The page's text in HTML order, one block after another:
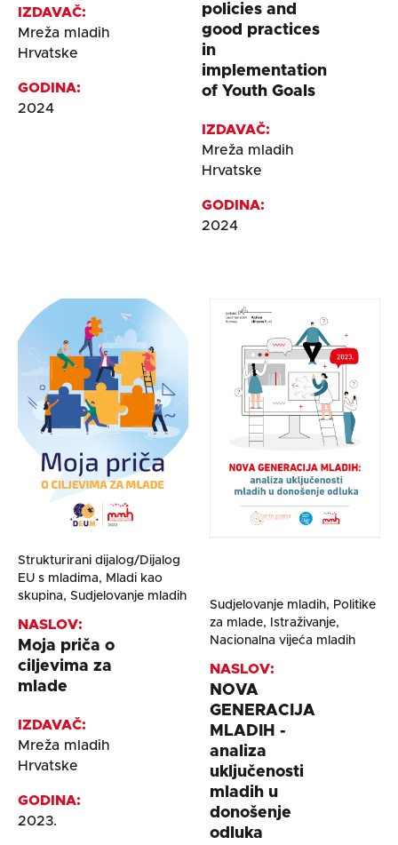
IZDAVAČ:
Mreža mladih
Hrvatske
GODINA:
2024
policies and
good practices
in
implementation
of Youth Goals
IZDAVAČ:
Mreža mladih
Hrvatske
GODINA:
2024
Strukturirani dijalog/Dijalog
EU s mladima, Mladi kao
skupina, Sudjelovanje mladih
NASLOV:
Moja priča o
ciljevima za
mlade
IZDAVAČ:
Mreža mladih
Hrvatske
GODINA:
2023.
Sudjelovanje mladih, Politike
za mlade, Istraživanje,
Nacionalna vijeća mladih
NASLOV:
NOVA
GENERACIJA
MLADIH -
analiza
uključenosti
mladih u
donošenje
odluka